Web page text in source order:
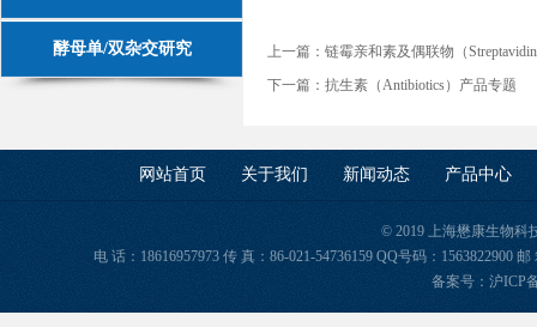
酵母单/双杂交研究 上一篇： 链霉亲和素及偶联物（
下一篇： 抗生素（Antibiotics）产品专题
网站首页 关于我们 新闻动态 产品中心
© 2019 上海懋康生物科
电 话：18616957973 传 真：86-021-54736159 QQ号码：1563822900
备案号： 沪ICP